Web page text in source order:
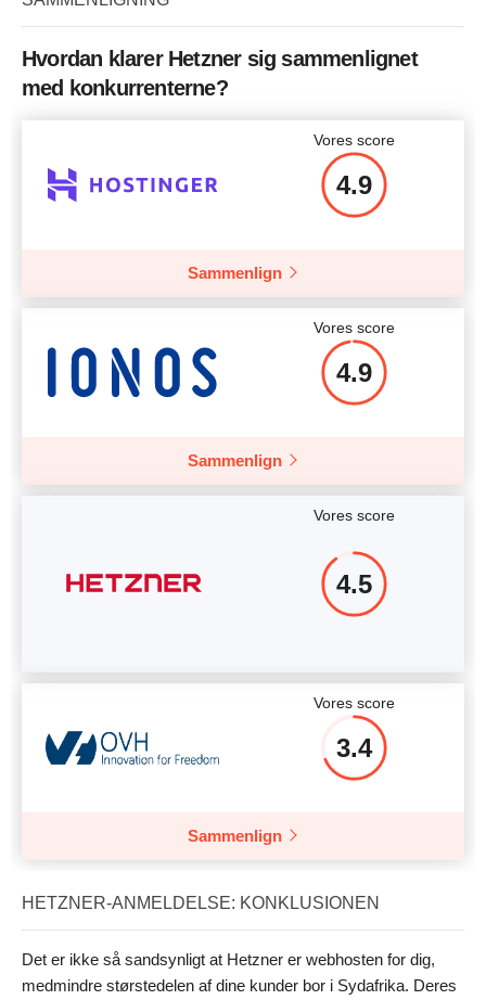
RAM 16 GB
$67.29
Flere detaljer
Hvordan klarer Hetzner sig sammenlignet
med konkurrenterne?
Vores score
4.9
Sammenlign
Vores score
4.9
Sammenlign
Vores score
4.5
Vores score
3.4
Sammenlign
HETZNER-ANMELDELSE: KONKLUSIONEN
Det er ikke så sandsynligt at Hetzner er webhosten for dig,
medmindre størstedelen af dine kunder bor i Sydafrika. Deres